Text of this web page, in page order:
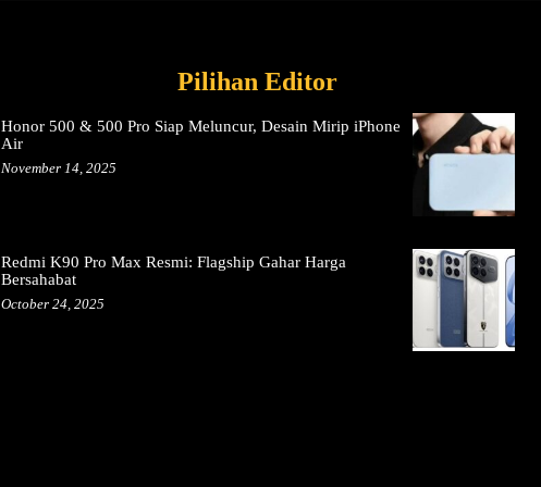
Pilihan Editor
Honor 500 & 500 Pro Siap Meluncur, Desain Mirip iPhone
Air
November 14, 2025
Redmi K90 Pro Max Resmi: Flagship Gahar Harga
Bersahabat
October 24, 2025